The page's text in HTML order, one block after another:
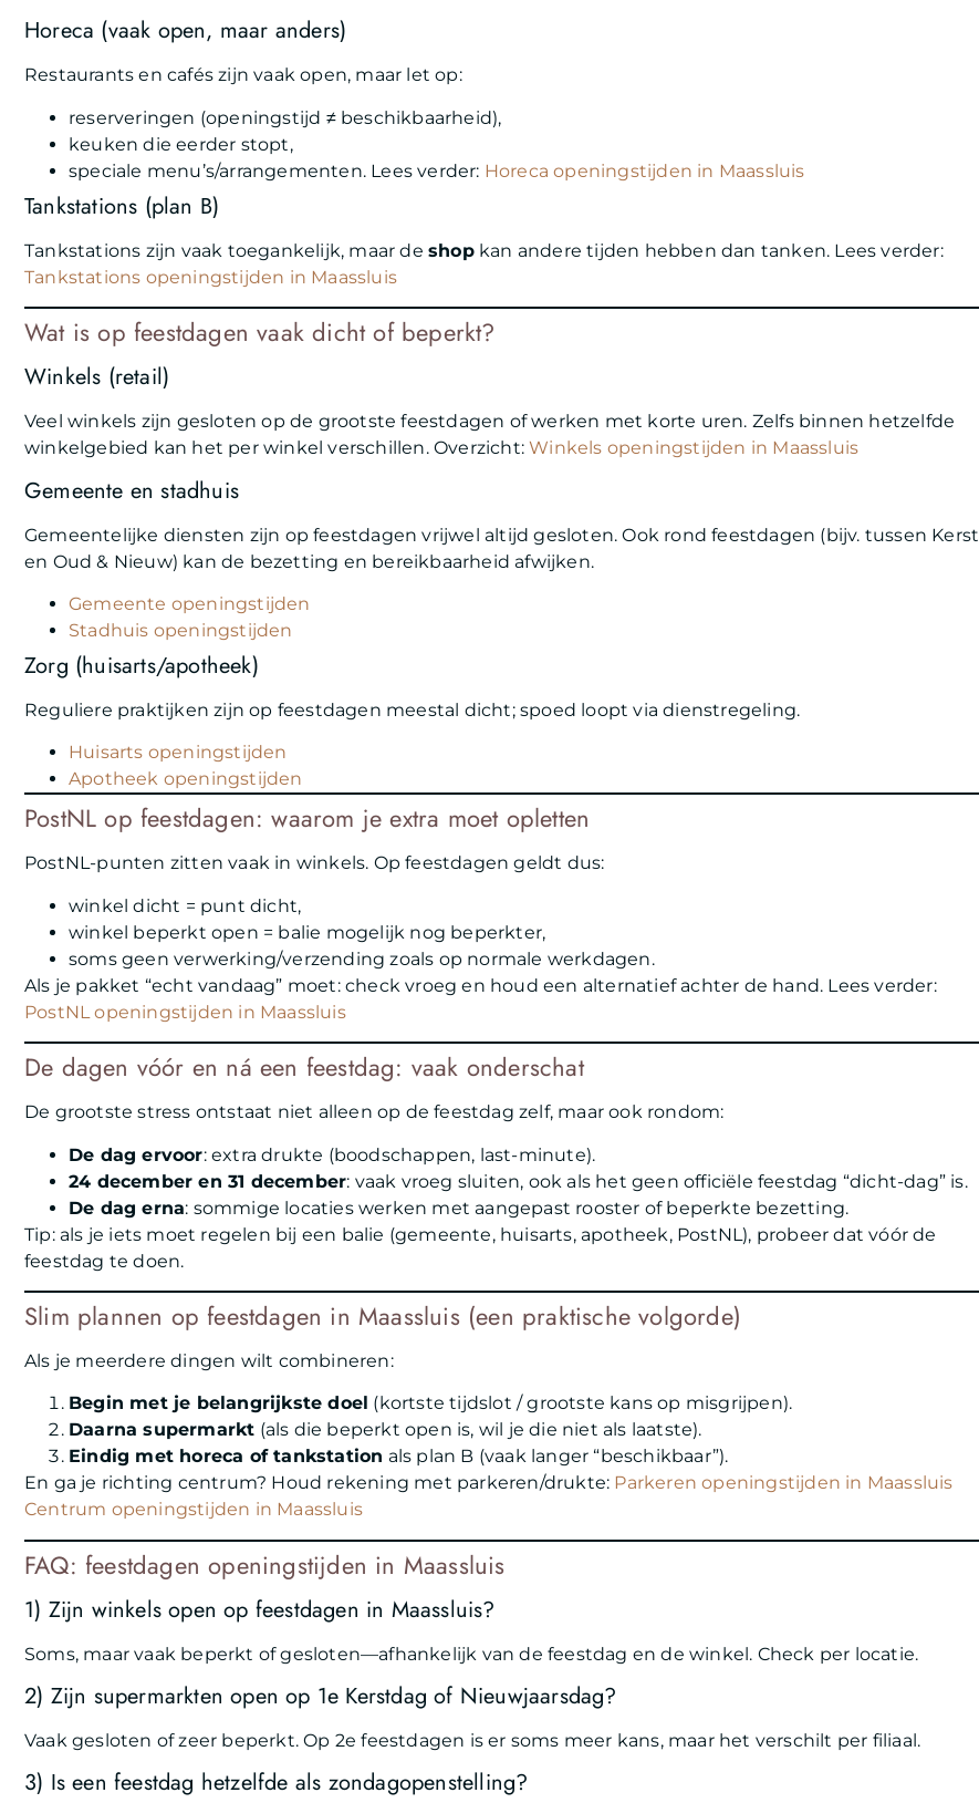
Horeca (vaak open, maar anders)
Restaurants en cafés zijn vaak open, maar let op:
reserveringen (openingstijd ≠ beschikbaarheid),
keuken die eerder stopt,
speciale menu’s/arrangementen. Lees verder: Horeca openingstijden in Maassluis
Tankstations (plan B)
Tankstations zijn vaak toegankelijk, maar de shopkan andere tijden hebben dan tanken. Lees verder:
Tankstations openingstijden in Maassluis
Wat is op feestdagen vaak dicht of beperkt?
Winkels (retail)
Veel winkels zijn gesloten op de grootste feestdagen of werken met korte uren. Zelfs binnen hetzelfde
winkelgebied kan het per winkel verschillen. Overzicht:Winkels openingstijden in Maassluis
Gemeente en stadhuis
Gemeentelijke diensten zijn op feestdagen vrijwel altijd gesloten. Ook rond feestdagen (bijv. tussen Kerst
en Oud & Nieuw) kan de bezetting en bereikbaarheid afwijken.
Gemeente openingstijden
Stadhuis openingstijden
Zorg (huisarts/apotheek)
Reguliere praktijken zijn op feestdagen meestal dicht; spoed loopt via dienstregeling.
Huisarts openingstijden
Apotheek openingstijden
PostNL op feestdagen: waarom je extra moet opletten
PostNL-punten zitten vaak in winkels. Op feestdagen geldt dus:
winkel dicht = punt dicht,
winkel beperkt open = balie mogelijk nog beperkter,
soms geen verwerking/verzending zoals op normale werkdagen.
Als je pakket “echt vandaag” moet: check vroeg en houd een alternatief achter de hand. Lees verder:
PostNL openingstijden in Maassluis
De dagen vóór en ná een feestdag: vaak onderschat
De grootste stress ontstaat niet alleen op de feestdag zelf, maar ook rondom:
De dag ervoor: extra drukte (boodschappen, last-minute).
24 december en 31 december: vaak vroeg sluiten, ook als het geen officiële feestdag “dicht-dag” is.
De dag erna: sommige locaties werken met aangepast rooster of beperkte bezetting.
Tip: als je iets moet regelen bij een balie (gemeente, huisarts, apotheek, PostNL), probeer dat vóór de
feestdag te doen.
Slim plannen op feestdagen in Maassluis (een praktische volgorde)
Als je meerdere dingen wilt combineren:
Begin met je belangrijkste doel (kortste tijdslot / grootste kans op misgrijpen).
Daarna supermarkt (als die beperkt open is, wil je die niet als laatste).
Eindig met horeca of tankstation als plan B (vaak langer “beschikbaar”).
En ga je richting centrum? Houd rekening met parkeren/drukte: Parkeren openingstijden in Maassluis
Centrum openingstijden in Maassluis
FAQ: feestdagen openingstijden in Maassluis
1) Zijn winkels open op feestdagen in Maassluis?
Soms, maar vaak beperkt of gesloten—afhankelijk van de feestdag en de winkel. Check per locatie.
2) Zijn supermarkten open op 1e Kerstdag of Nieuwjaarsdag?
Vaak gesloten of zeer beperkt. Op 2e feestdagen is er soms meer kans, maar het verschilt per filiaal.
3) Is een feestdag hetzelfde als zondagopenstelling?